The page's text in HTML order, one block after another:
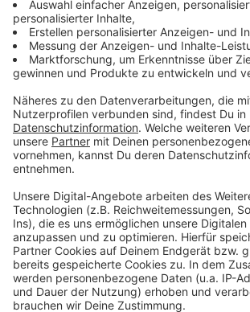
Autofahrer nach Unfall in Roitham